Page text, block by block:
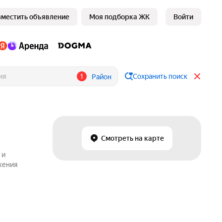
объявление Моя подборка ЖК Войти
1 Район Сохранить поиск
Смотреть на карте
и